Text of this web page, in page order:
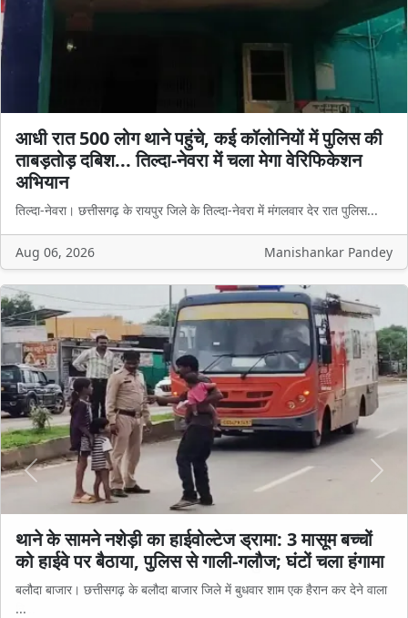
आधी रात 500 लोग थाने पहुंचे, कई कॉलोनियों में पुलिस की
ताबड़तोड़ दबिश... तिल्दा-नेवरा में चला मेगा वेरिफिकेशन
अभियान
तिल्दा-नेवरा। छत्तीसगढ़ के रायपुर जिले के तिल्दा-नेवरा में मंगलवार देर रात पुलिस...
Aug 06, 2026 Manishankar Pandey
थाने के सामने नशेड़ी का हाईवोल्टेज ड्रामा: 3 मासूम बच्चों
को हाईवे पर बैठाया, पुलिस से गाली-गलौज; घंटों चला हंगामा
बलौदा बाजार। छत्तीसगढ़ के बलौदा बाजार जिले में बुधवार शाम एक हैरान कर देने वाला
...
Previous Next